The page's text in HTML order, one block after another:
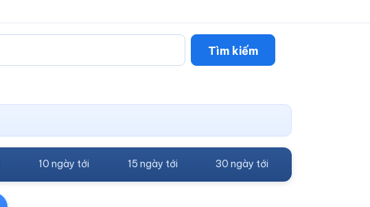
Tìm kiếm
10 ngày tới 15 ngày tới 30 ngày tới